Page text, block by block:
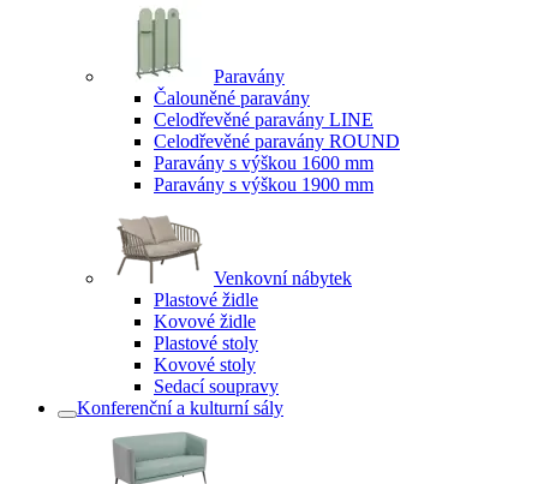
Paravány
Čalouněné paravány
Celodřevěné paravány LINE
Celodřevěné paravány ROUND
Paravány s výškou 1600 mm
Paravány s výškou 1900 mm
Venkovní nábytek
Plastové židle
Kovové židle
Plastové stoly
Kovové stoly
Sedací soupravy
Konferenční a kulturní sály